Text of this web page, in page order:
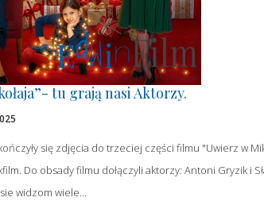
tu grają nasi Aktorzy.
się zdjęcia do trzeciej części filmu "Uwierz w
Do obsady filmu dołączyli aktorzy: Antoni Gryzik
widzom wiele...